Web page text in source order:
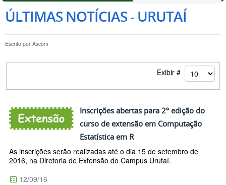
ÚLTIMAS NOTÍCIAS - URUTAÍ
Escrito por Ascom
Exibir #
Inscrições abertas para 2º edição do
curso de extensão em Computação
Estatística em R
As inscrições serão realizadas até o dia 15 de setembro de
2016, na Diretoria de Extensão do Campus Urutaí.
12/09/16